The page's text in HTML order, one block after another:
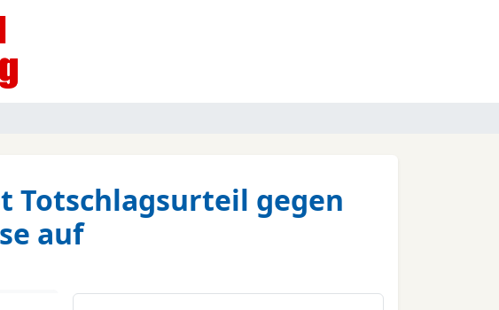
Totschlagsurteil gegen
auf